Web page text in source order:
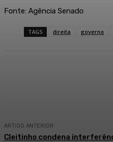
Fonte: Agência Senado
TAGS direita governo
ARTIGO ANTERIOR
Cleitinho condena